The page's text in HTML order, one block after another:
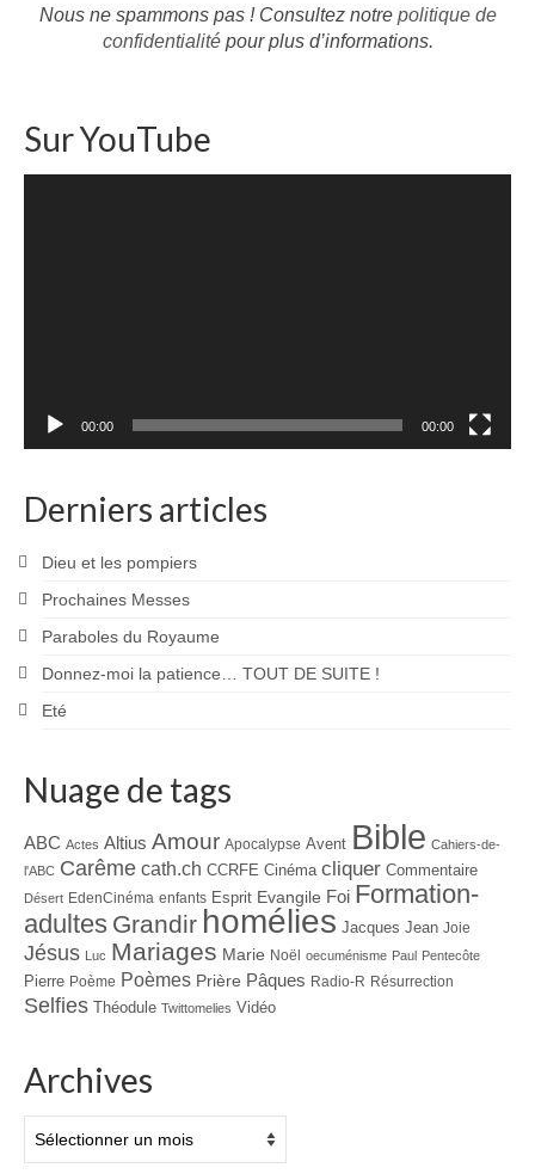
Nous ne spammons pas ! Consultez notre politique de
confidentialitépour plus d’informations.
Sur YouTube
00:00 00:00
Derniers articles
Dieu et les pompiers
Prochaines Messes
Paraboles du Royaume
Donnez-moi la patience… TOUT DE SUITE !
Eté
Nuage de tags
ABC Actes Altius Amour Apocalypse Avent Bible Cahiers-de-
l'ABC Carême cath.ch CCRFE Cinéma cliquer Commentaire
Désert EdenCinéma enfants Esprit Evangile Foi Formation-
adultes Grandir homélies Jacques Jean Joie
Jésus Luc Mariages Marie Noël oecuménisme Paul Pentecôte
Pierre Poème Poèmes Prière Pâques Radio-R Résurrection
Selfies Théodule Twittomelies Vidéo
Archives